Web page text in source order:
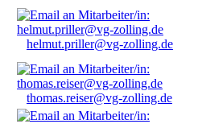
helmut.priller@vg-zolling.de
thomas.reiser@vg-zolling.de